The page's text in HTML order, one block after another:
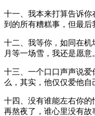
十一、我本来打算告诉
到的所有糟糕事，但最后
十二、我等你，如同在
月等一场雪，我还是愿意
十三、一个口口声声说
么，其实，他仅仅爱他自
十四、没有谁能左右你
再熬夜了，谁心里没有故